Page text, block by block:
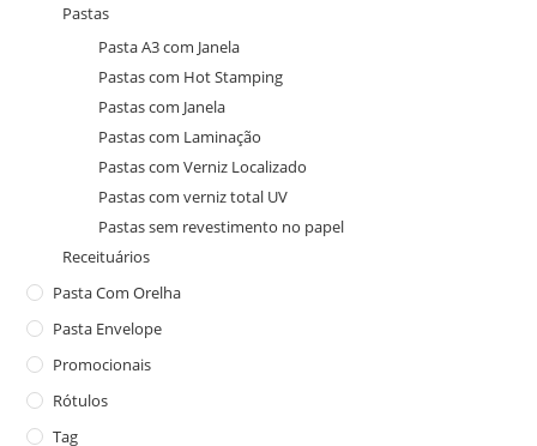
Pastas
Pasta A3 com Janela
Pastas com Hot Stamping
Pastas com Janela
Pastas com Laminação
Pastas com Verniz Localizado
Pastas com verniz total UV
Pastas sem revestimento no papel
Receituários
Pasta Com Orelha
Pasta Envelope
Promocionais
Rótulos
Tag